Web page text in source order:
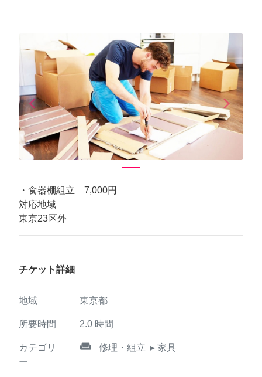
arrow_back_iosPrevious arrow_forward_iosNext
・食器棚組立 7,000円
対応地域
東京23区外
チケット詳細
地域 東京都
所要時間 2.0 時間
カテゴリ
ー
weekend 修理・組立 ▸ 家具